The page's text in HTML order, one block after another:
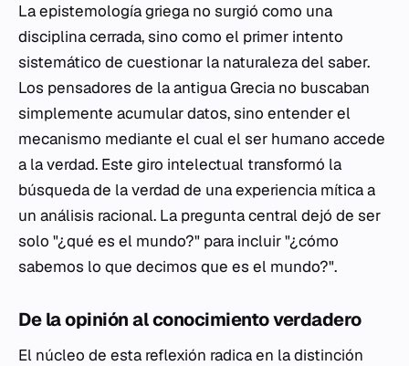
La epistemología griega no surgió como una
disciplina cerrada, sino como el primer intento
sistemático de cuestionar la naturaleza del saber.
Los pensadores de la antigua Grecia no buscaban
simplemente acumular datos, sino entender el
mecanismo mediante el cual el ser humano accede
a la verdad. Este giro intelectual transformó la
búsqueda de la verdad de una experiencia mítica a
un análisis racional. La pregunta central dejó de ser
solo "¿qué es el mundo?" para incluir "¿cómo
sabemos lo que decimos que es el mundo?".
De la opinión al conocimiento verdadero
El núcleo de esta reflexión radica en la distinción